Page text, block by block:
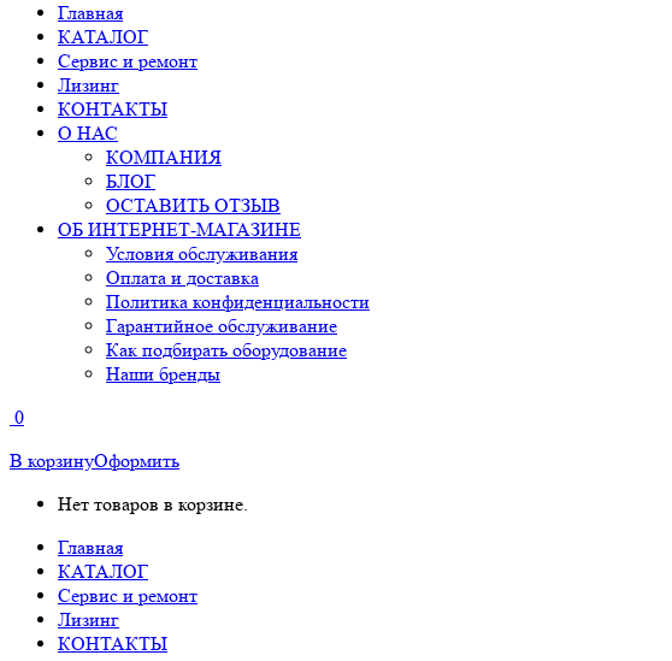
Главная
КАТАЛОГ
Сервис и ремонт
Лизинг
КОНТАКТЫ
О НАС
КОМПАНИЯ
БЛОГ
ОСТАВИТЬ ОТЗЫВ
ОБ ИНТЕРНЕТ-МАГАЗИНЕ
Условия обслуживания
Оплата и доставка
Политика конфиденциальности
Гарантийное обслуживание
Как подбирать оборудование
Наши бренды
0
В корзинуОформить
Нет товаров в корзине.
Главная
КАТАЛОГ
Сервис и ремонт
Лизинг
КОНТАКТЫ